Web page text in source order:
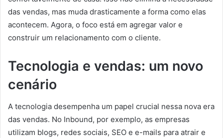
das vendas, mas muda drasticamente a forma como elas
acontecem. Agora, o foco está em agregar valor e
construir um relacionamento com o cliente.
Tecnologia e vendas: um novo
cenário
A tecnologia desempenha um papel crucial nessa nova era
das vendas. No Inbound, por exemplo, as empresas
utilizam blogs, redes sociais, SEO e e-mails para atrair e